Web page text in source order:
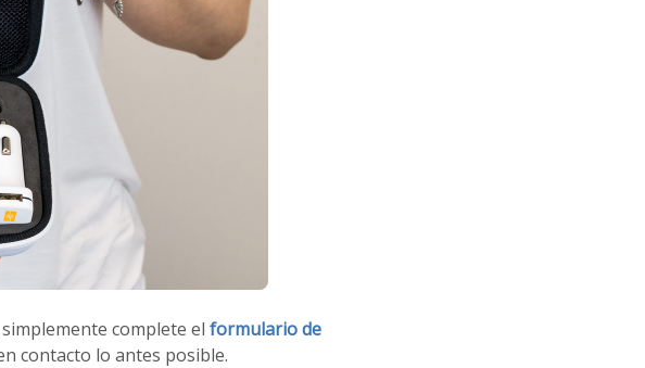
complete el formulario de
contacto lo antes posible.